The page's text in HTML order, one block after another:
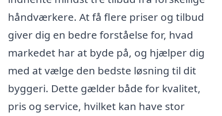
håndværkere. At få flere priser og tilbud
giver dig en bedre forståelse for, hvad
markedet har at byde på, og hjælper dig
med at vælge den bedste løsning til dit
byggeri. Dette gælder både for kvalitet,
pris og service, hvilket kan have stor